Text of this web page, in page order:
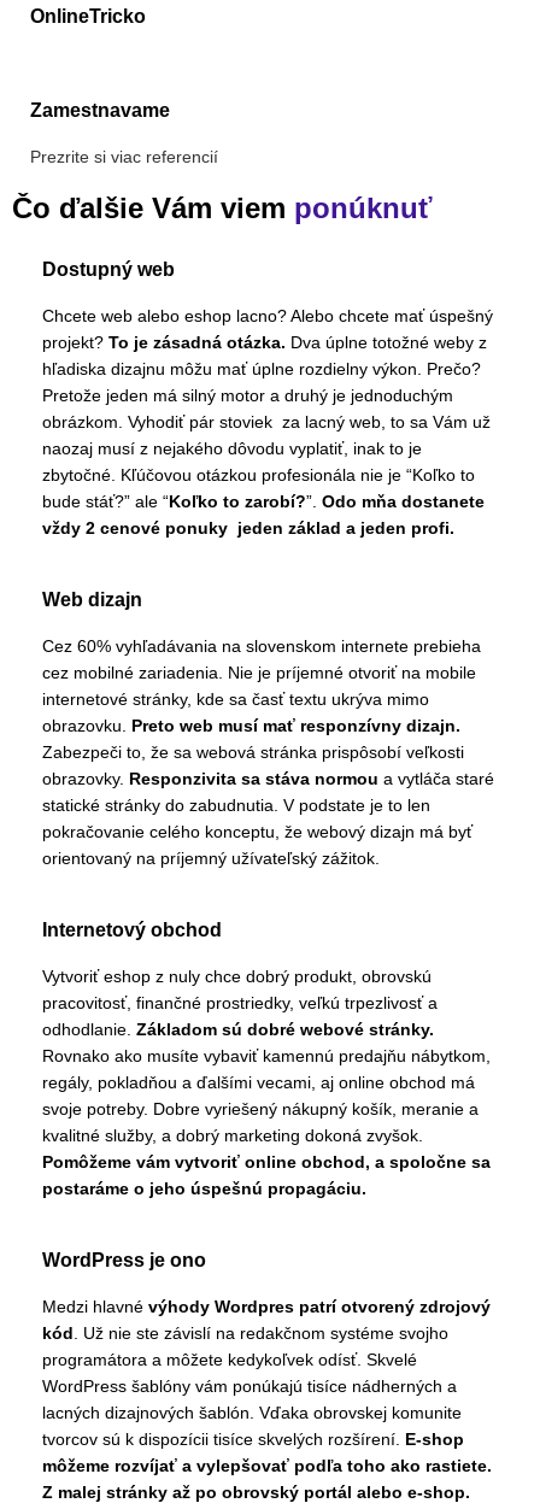
OnlineTricko
Zamestnavame
Prezrite si viac referencií
Čo ďalšie Vám viem ponúknuť
Dostupný web
Chcete web alebo eshop lacno? Alebo chcete mať úspešný
projekt? To je zásadná otázka. Dva úplne totožné weby z
hľadiska dizajnu môžu mať úplne rozdielny výkon. Prečo?
Pretože jeden má silný motor a druhý je jednoduchým
obrázkom. Vyhodiť pár stoviek za lacný web, to sa Vám už
naozaj musí z nejakého dôvodu vyplatiť, inak to je
zbytočné. Kľúčovou otázkou profesionála nie je “Koľko to
bude stáť?” ale “Koľko to zarobí?”. Odo mňa dostanete
vždy 2 cenové ponuky jeden základ a jeden profi.
Web dizajn
Cez 60% vyhľadávania na slovenskom internete prebieha
cez mobilné zariadenia. Nie je príjemné otvoriť na mobile
internetové stránky, kde sa časť textu ukrýva mimo
obrazovku. Preto web musí mať responzívny dizajn.
Zabezpeči to, že sa webová stránka prispôsobí veľkosti
obrazovky. Responzivita sa stáva normou a vytláča staré
statické stránky do zabudnutia. V podstate je to len
pokračovanie celého konceptu, že webový dizajn má byť
orientovaný na príjemný užívateľský zážitok.
Internetový obchod
Vytvoriť eshop z nuly chce dobrý produkt, obrovskú
pracovitosť, finančné prostriedky, veľkú trpezlivosť a
odhodlanie. Základom sú dobré webové stránky.
Rovnako ako musíte vybaviť kamennú predajňu nábytkom,
regály, pokladňou a ďalšími vecami, aj online obchod má
svoje potreby. Dobre vyriešený nákupný košík, meranie a
kvalitné služby, a dobrý marketing dokoná zvyšok.
Pomôžeme vám vytvoriť online obchod, a spoločne sa
postaráme o jeho úspešnú propagáciu.
WordPress je ono
Medzi hlavné výhody Wordpres patrí otvorený zdrojový
kód . Už nie ste závislí na redakčnom systéme svojho
programátora a môžete kedykoľvek odísť. Skvelé
WordPress šablóny vám ponúkajú tisíce nádherných a
lacných dizajnových šablón. Vďaka obrovskej komunite
tvorcov sú k dispozícii tisíce skvelých rozšírení. E-shop
môžeme rozvíjať a vylepšovať podľa toho ako rastiete.
Z malej stránky až po obrovský portál alebo e-shop.